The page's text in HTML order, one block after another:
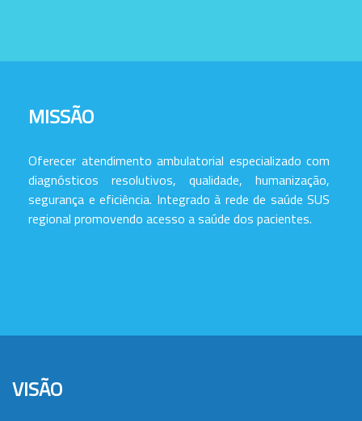
MISSÃO
Oferecer atendimento ambulatorial especializado com
diagnósticos resolutivos, qualidade, humanização,
segurança e eficiência. Integrado à rede de saúde SUS
regional promovendo acesso a saúde dos pacientes.
VISÃO